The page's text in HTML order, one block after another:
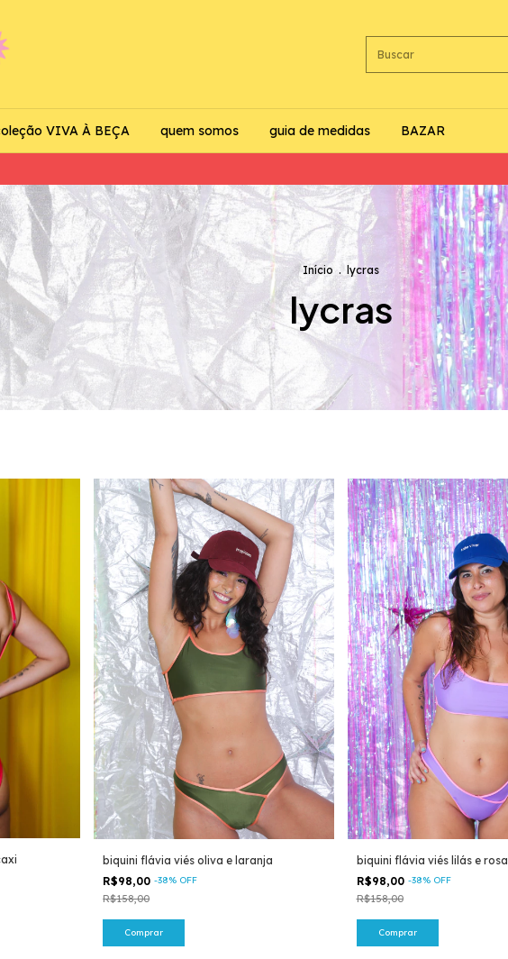
VIVA À BEÇA quem somos guia de medidas BAZAR
Início . lycras
lycras
biquini flávia viés oliva e laranja
R$98,00-38% OFF
R$158,00
Comprar
biquini flávia viés lilás e rosa
R$98,00 -38% OFF
R$158,00
Comprar